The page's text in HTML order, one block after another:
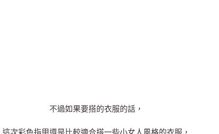
不過如果要搭的衣服的話，